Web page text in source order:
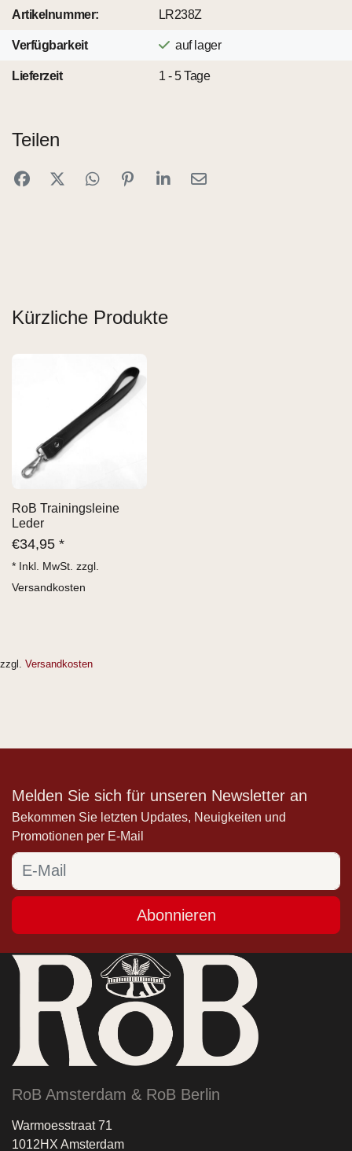
Artikelnummer: LR238Z
Verfügbarkeit auf lager
Lieferzeit 1 - 5 Tage
Teilen
Kürzliche Produkte
RoB Trainingsleine
Leder
€34,95 *
* Inkl. MwSt. zzgl.
Versandkosten
zzgl. Versandkosten
Melden Sie sich für unseren Newsletter an
Bekommen Sie letzten Updates, Neuigkeiten und
Promotionen per E-Mail
Abonnieren
RoB Amsterdam & RoB Berlin
Warmoesstraat 71
1012HX Amsterdam